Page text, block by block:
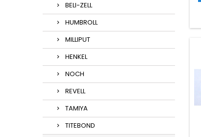
BELI-ZELL
HUMBROLL
MILLIPUT
HENKEL
NOCH
REVELL
TAMIYA
TITEBOND